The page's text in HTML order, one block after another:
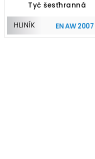
Tyč šesťhranná
HLINÍK EN AW 2007